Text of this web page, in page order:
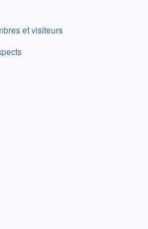
et visiteurs